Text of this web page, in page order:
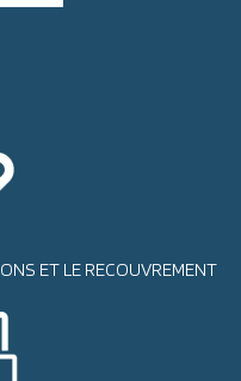
ET LE RECOUVREMENT